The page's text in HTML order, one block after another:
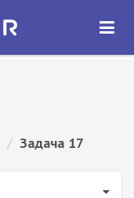
ОТКРЫТЬ
/ Задача 17